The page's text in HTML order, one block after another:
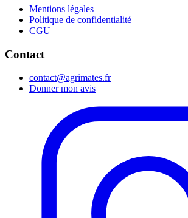
Mentions légales
Politique de confidentialité
CGU
Contact
contact@agrimates.fr
Donner mon avis